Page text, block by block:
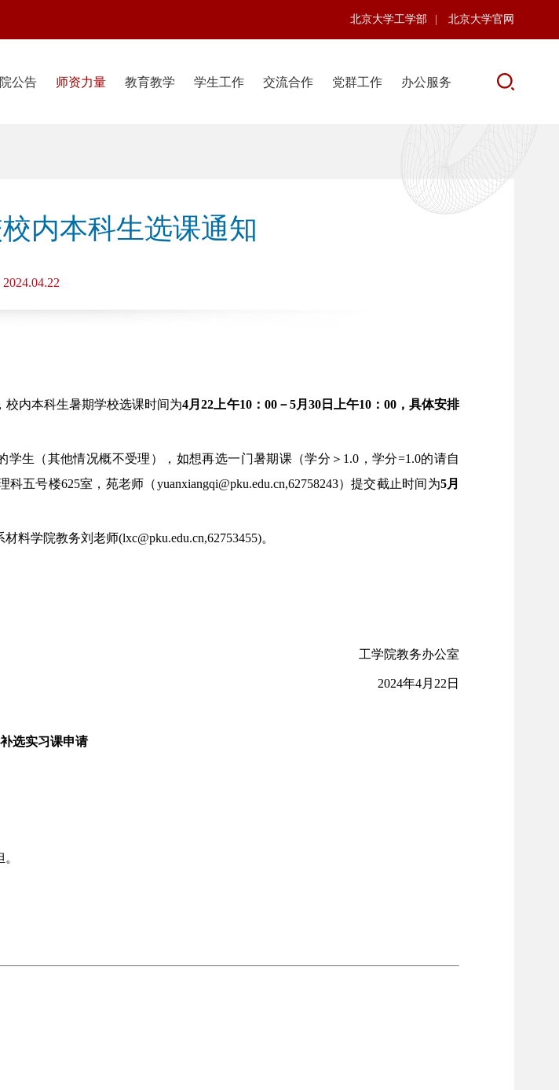
北京大学工学部 北京大学官网
公告 师资力量 教育教学 学生工作 交流合作 党群工作 办公服务
内本科生选课通知
2024.04.22
校内本科生暑期学校选课时间为4月22上午10：00－5月30日上午10：00， 具体安排
学生 （其他情况概不受理），如想再选一门暑期课（学分＞ 1.0，学分=1.0的请自
科五号楼625室 ，苑老师（yuanxiangqi@pku.edu.cn,62758243）提交截止时间为5月
材料学院教务刘老师(lxc@pku.edu.cn,62753455)。
工学院教务办公室
2024年4月22日
选实习课申请